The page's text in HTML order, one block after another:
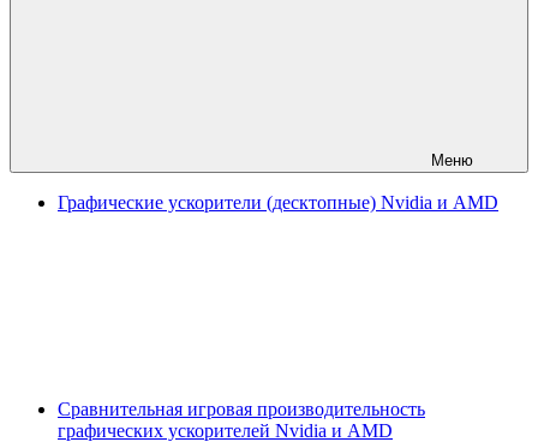
Меню
Графические ускорители (десктопные) Nvidia и AMD
Сравнительная игровая производительность
графических ускорителей Nvidia и AMD